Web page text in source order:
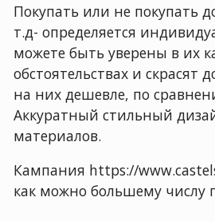
Покупать или не покупать
т.д- определяется
можете быть уверены в их
обстоятельствах и
на них дешевле, по
Аккуратный стильный
материалов.
Кампания https://
как можно большему числу